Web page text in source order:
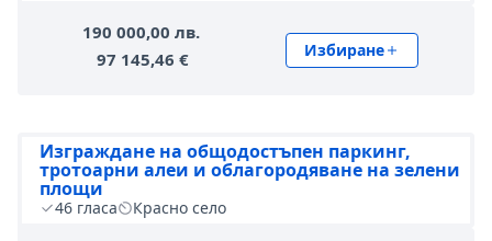
190 000,00 лв.
97 145,46 €
Избиране
Изграждане на общодостъпен паркинг,
тротоарни алеи и облагородяване на зелени
площи
46 гласа Красно село